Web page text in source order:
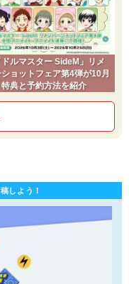
ドルマスター SideM」リメ
ョットフェア第4弾が10月
特典と予約方法を紹介
しよう！